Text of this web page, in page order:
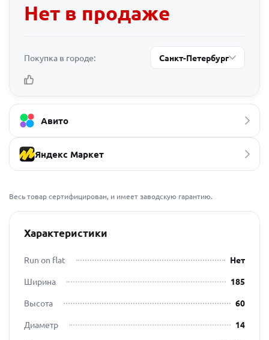
Нет в продаже
Покупка в городе: Санкт-Петербург
Авито
Яндекс Маркет
Весь товар сертифицирован, и имеет заводскую гарантию.
Характеристики
Run on flat
Нет
Ширина
185
Высота
60
Диаметр
14